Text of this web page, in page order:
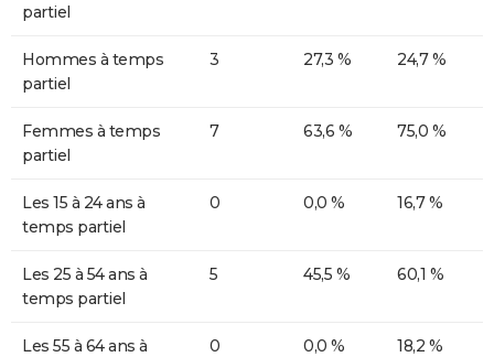
partiel
Hommes à temps
partiel
3 27,3 % 24,7 %
Femmes à temps
partiel
7 63,6 % 75,0 %
Les 15 à 24 ans à
temps partiel
0 0,0 % 16,7 %
Les 25 à 54 ans à
temps partiel
5 45,5 % 60,1 %
Les 55 à 64 ans à
0 0,0 % 18,2 %